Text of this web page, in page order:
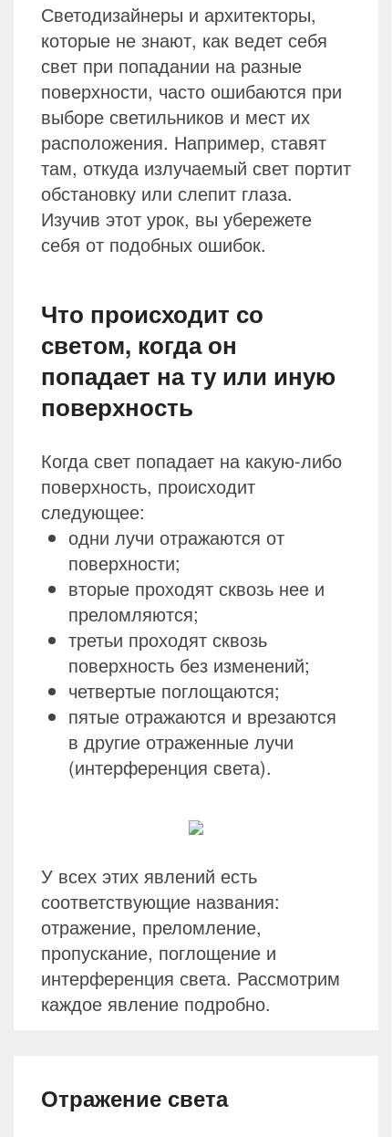
Светодизайнеры и архитекторы,
которые не знают, как ведет себя
свет при попадании на разные
поверхности, часто ошибаются при
выборе светильников и мест их
расположения. Например, ставят
там, откуда излучаемый свет портит
обстановку или слепит глаза.
Изучив этот урок, вы убережете
себя от подобных ошибок.
Что происходит со
светом, когда он
попадает на ту или иную
поверхность
Когда свет попадает на какую-либо
поверхность, происходит
следующее:
одни лучи отражаются от
поверхности;
вторые проходят сквозь нее и
преломляются;
третьи проходят сквозь
поверхность без изменений;
четвертые поглощаются;
пятые отражаются и врезаются
в другие отраженные лучи
(интерференция света).
У всех этих явлений есть
соответствующие названия:
отражение, преломление,
пропускание, поглощение и
интерференция света. Рассмотрим
каждое явление подробно.
Отражение света